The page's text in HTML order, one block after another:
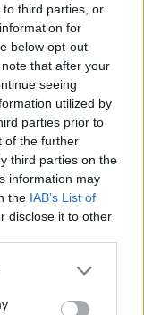
third parties, or
for
below opt-out
that after your
seeing
utilized by
parties prior to
of the further
third parties on the
information may
the IAB’s List of
disclose it to other
or more Google
You may click to